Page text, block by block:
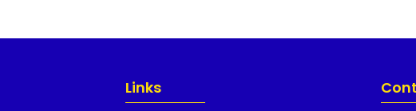
Links